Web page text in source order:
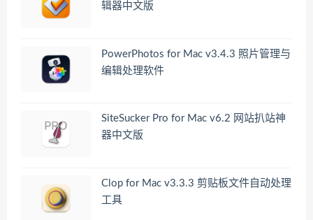
辑器中文版
PowerPhotos for Mac v3.4.3 照片管理与
编辑处理软件
SiteSucker Pro for Mac v6.2 网站扒站神
器中文版
Clop for Mac v3.3.3 剪贴板文件自动处理
工具